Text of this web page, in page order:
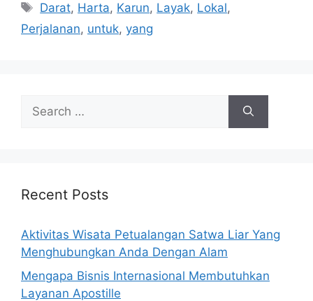
Tags
Darat, Harta, Karun, Layak, Lokal,
Perjalanan, untuk, yang
Search
for:
Recent Posts
Aktivitas Wisata Petualangan Satwa Liar Yang
Menghubungkan Anda Dengan Alam
Mengapa Bisnis Internasional Membutuhkan
Layanan Apostille